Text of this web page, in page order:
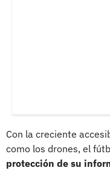
Con la creciente
como los drones, el
protección de su